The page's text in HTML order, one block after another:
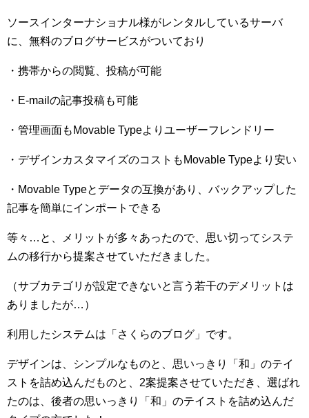
ソースインターナショナル様がレンタルしているサーバ
に、無料のブログサービスがついており
・携帯からの閲覧、投稿が可能
・E-mailの記事投稿も可能
・管理画面もMovable Typeよりユーザーフレンドリー
・デザインカスタマイズのコストもMovable Typeより安い
・Movable Typeとデータの互換があり、バックアップした
記事を簡単にインポートできる
等々…と、メリットが多々あったので、思い切ってシステ
ムの移行から提案させていただきました。
（サブカテゴリが設定できないと言う若干のデメリットは
ありましたが…）
利用したシステムは「さくらのブログ」です。
デザインは、シンプルなものと、思いっきり「和」のテイ
ストを詰め込んだものと、2案提案させていただき、選ばれ
たのは、後者の思いっきり「和」のテイストを詰め込んだ